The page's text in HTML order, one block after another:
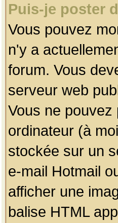
Puis-je poster
Vous pouvez
n'y a
forum. Vous
serveur web
Vous ne
ordinateur (à
stockée sur un
e-mail Hotmail
afficher une
balise HTML